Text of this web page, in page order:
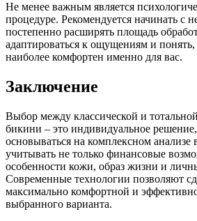
Не менее важным является
процедуре. Рекомендуется начинать с
постепенно расширять площадь
адаптироваться к ощущениям и понять,
наиболее комфортен именно для вас.
Заключение
Выбор между классической и
бикини – это индивидуальное
основываться на комплексном
учитывать не только финансовые
особенности кожи, образ жизни и
Современные технологии позволяют
максимально комфортной и
выбранного варианта.